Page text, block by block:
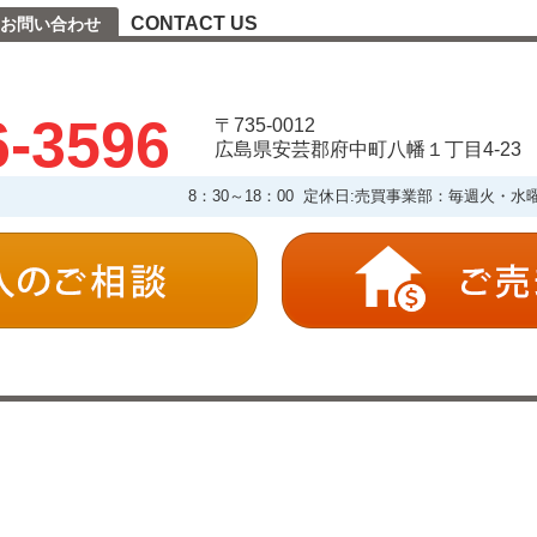
問い合わせ CONTACT US
3596
〒735-0012
広島県安芸郡府中町八幡１丁目4-23
8：30～18：00 定休日:売買事業部：毎週火・水